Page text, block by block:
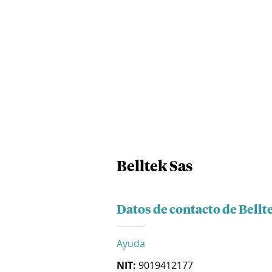
Belltek Sas
Datos de contacto de
Ayuda
NIT: 9019412177